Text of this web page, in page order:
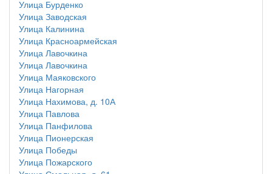
Улица Бурденко
Улица Заводская
Улица Калинина
Улица Красноармейская
Улица Лавочкина
Улица Лавочкина
Улица Маяковского
Улица Нагорная
Улица Нахимова, д. 10А
Улица Павлова
Улица Панфилова
Улица Пионерская
Улица Победы
Улица Пожарского